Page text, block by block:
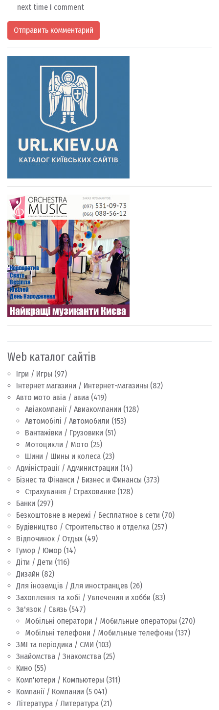
Web каталог сайтів
Ігри / Игры (97)
Інтернет магазини / Интернет-магазины (82)
Авто мото авіа / авиа (419)
Авіакомпанії / Авиакомпании (128)
Автомобілі / Автомобили (153)
Вантажівки / Грузовики (51)
Мотоцикли / Мото (25)
Шини / Шины и колеса (23)
Адміністрації / Администрации (14)
Бізнес та Фінанси / Бизнес и Финансы (373)
Страхування / Страхование (128)
Банки (297)
Безкоштовне в мережі / Бесплатное в сети (70)
Будівництво / Строительство и отделка (257)
Відпочинок / Отдых (49)
Гумор / Юмор (14)
Діти / Дети (116)
Дизайн (82)
Для іноземців / Для иностранцев (26)
Захоплення та хобі / Увлечения и хобби (83)
Зв'язок / Связь (547)
Мобільні оператори / Мобильные операторы (270)
Мобільні телефони / Мобильные телефоны (137)
ЗМІ та періодика / СМИ (103)
Знайомства / Знакомства (25)
Кино (55)
Комп'ютери / Компьютеры (311)
Компанії / Компании (5 041)
Література / Литература (21)
next time I comment